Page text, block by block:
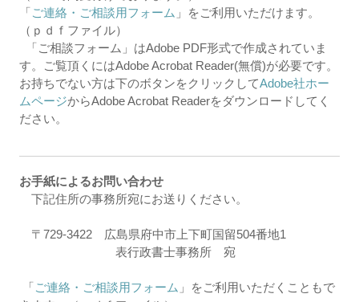
「ご連絡・ご相談用フォーム 」をご利用いただけます。
（ｐｄｆファイル）
「ご相談フォーム」はAdobe PDF形式で作成されていま
す。ご覧頂くにはAdobe Acrobat Reader(無償)が必要です。
お持ちでない方は下のボタンをクリックしてAdobe社ホー
ムページからAdobe Acrobat Readerをダウンロードしてく
ださい。
お手紙によるお問い合わせ
下記住所の事務所宛にお送りください。
〒729-3422 広島県府中市上下町国留504番地1
表行政書士事務所 宛
「ご連絡・ご相談用フォーム 」をご利用いただくこともで